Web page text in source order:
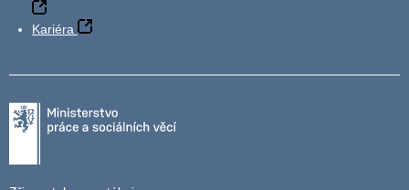
Kariéra